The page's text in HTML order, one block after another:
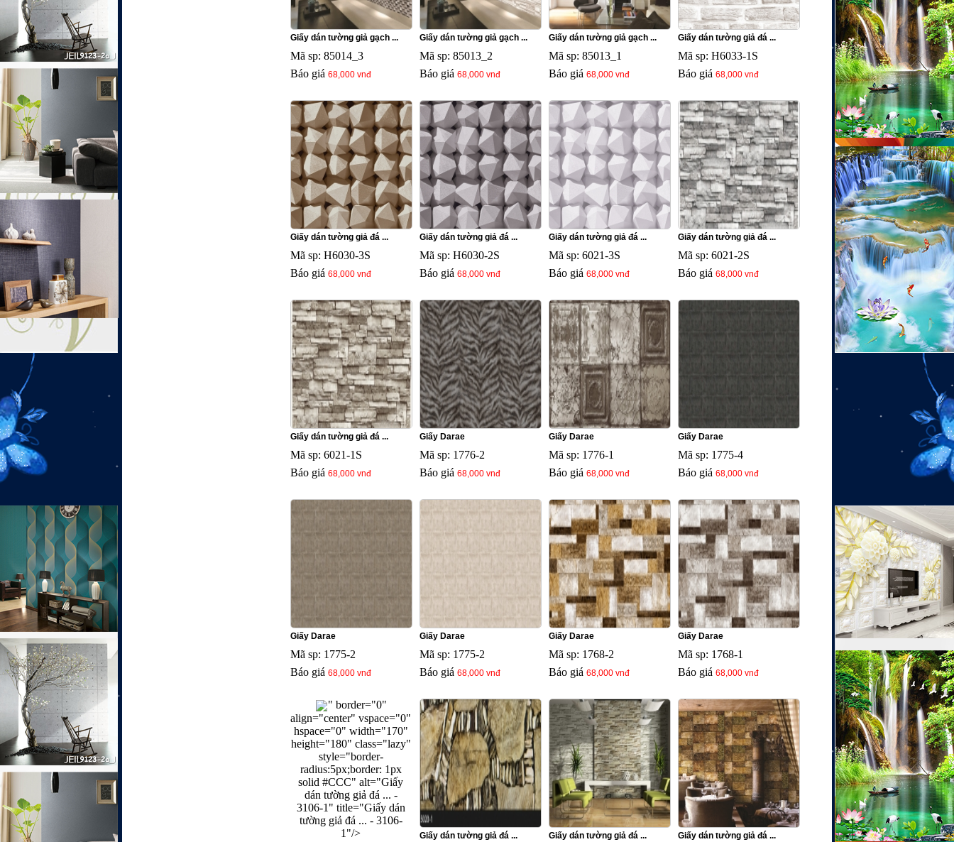
Giấy dán tường giả gạch ...
Mã sp: 85014_3
Báo giá 68,000 vnđ
Giấy dán tường giả gạch ...
Mã sp: 85013_2
Báo giá 68,000 vnđ
Giấy dán tường giả gạch ...
Mã sp: 85013_1
Báo giá 68,000 vnđ
Giấy dán tường giả đá ...
Mã sp: H6033-1S
Báo giá 68,000 vnđ
Giấy dán tường giả đá ...
Mã sp: H6030-3S
Báo giá 68,000 vnđ
Giấy dán tường giả đá ...
Mã sp: H6030-2S
Báo giá 68,000 vnđ
Giấy dán tường giả đá ...
Mã sp: 6021-3S
Báo giá 68,000 vnđ
Giấy dán tường giả đá ...
Mã sp: 6021-2S
Báo giá 68,000 vnđ
Giấy dán tường giả đá ...
Mã sp: 6021-1S
Báo giá 68,000 vnđ
Giấy Darae
Mã sp: 1776-2
Báo giá 68,000 vnđ
Giấy Darae
Mã sp: 1776-1
Báo giá 68,000 vnđ
Giấy Darae
Mã sp: 1775-4
Báo giá 68,000 vnđ
Giấy Darae
Mã sp: 1775-2
Báo giá 68,000 vnđ
Giấy Darae
Mã sp: 1775-2
Báo giá 68,000 vnđ
Giấy Darae
Mã sp: 1768-2
Báo giá 68,000 vnđ
Giấy Darae
Mã sp: 1768-1
Báo giá 68,000 vnđ
" border="0"
align="center" vspace="0"
hspace="0" width="170"
height="180" class="lazy"
style="border-
radius:5px;border: 1px
solid #CCC" alt="Giấy
dán tường giả đá ... -
3106-1" title="Giấy dán
tường giả đá ... - 3106-
1"/>
Giấy dán tường giả đá ... Giấy dán tường giả đá ... Giấy dán tường giả đá ...